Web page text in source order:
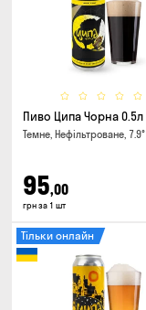
Пиво Ципа Чорна 0.5л
Темне, Нефільтроване, 7.9°
95,00
грн за 1 шт
Тільки онлайн